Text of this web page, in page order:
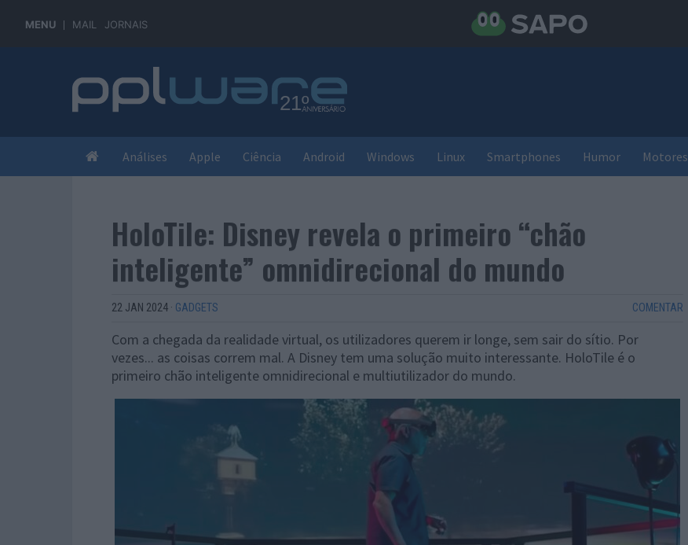
MENU MAIL JORNAIS
Análises Apple Ciência Android Windows Linux Smartphones Humor Motores
HoloTile: Disney revela o primeiro “chão
inteligente” omnidirecional do mundo
22 JAN 2024 · GADGETS COMENTAR
Com a chegada da realidade virtual, os utilizadores querem ir longe, sem sair do sítio. Por
vezes... as coisas correm mal. A Disney tem uma solução muito interessante. HoloTile é o
primeiro chão inteligente omnidirecional e multiutilizador do mundo.